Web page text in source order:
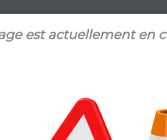
est actuellement en